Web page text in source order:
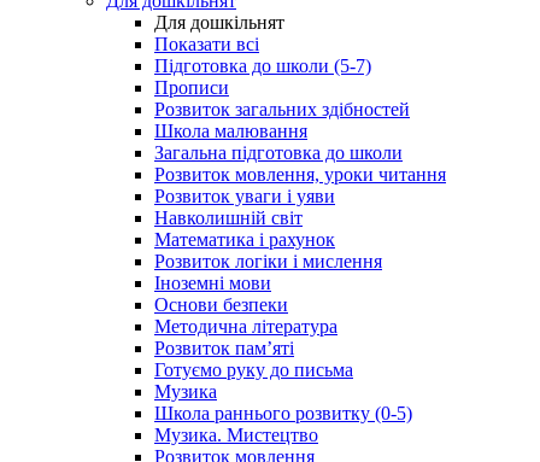
Для дошкільнят
Показати всі
Підготовка до школи (5-7)
Прописи
Розвиток загальних здібностей
Школа малювання
Загальна підготовка до школи
Розвиток мовлення, уроки читання
Розвиток уваги і уяви
Навколишній світ
Математика і рахунок
Розвиток логіки і мислення
Іноземні мови
Основи безпеки
Методична література
Розвиток пам’яті
Готуємо руку до письма
Музика
Школа раннього розвитку (0-5)
Музика. Мистецтво
Розвиток мовлення